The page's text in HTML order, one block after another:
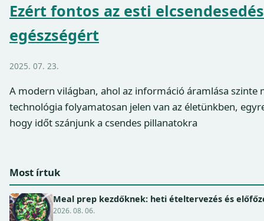
Ezért fontos az esti
egészségért
2025. 07. 23.
A modern világban, ahol az információ áramlása szinte
technológia folyamatosan jelen van az életünkben,
hogy időt szánjunk a csendes pillanatokra
Most írtuk
Meal prep kezdőknek: heti ételtervezés és
2026. 08. 06.